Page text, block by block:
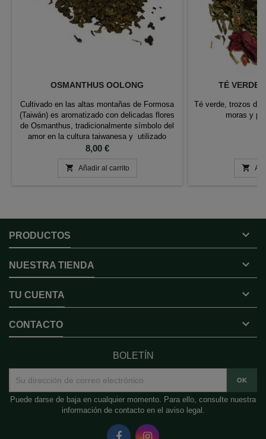
OSMANTHUS OOLONG
Cultivado en las altas montañas de Formosa
(Taiwán) es aromatizado con delicadas flores
de Osmanthus, tradicionalmente símbolo del
amor en la cultura taiwanesa y utilizado
frecuentemente en las ceremonias de boda.
Precio
8,00 €
 Añadir al carrito
TÉ VERDE
Té verde, trozos de
moras y

PRODUCTOS 
NUESTRA TIENDA 
TU CUENTA 
CONTACTO 
BOLETÍN
Puede darse de baja en cualquier momento. Para ello, consulte nuestra
información de contacto en el aviso legal.